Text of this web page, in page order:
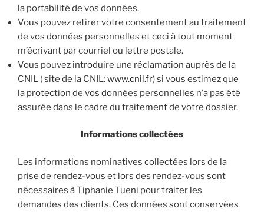
la portabilité de vos données.
Vous pouvez retirer votre consentement au traitement
de vos données personnelles et ceci à tout moment
m’écrivant par courriel ou lettre postale.
Vous pouvez introduire une réclamation auprès de la
CNIL ( site de la CNIL:www.cnil.fr) si vous estimez que
la protection de vos données personnelles n’a pas été
assurée dans le cadre du traitement de votre dossier.
Informations collectées
Les informations nominatives collectées lors de la
prise de rendez-vous et lors des rendez-vous sont
nécessaires à Tiphanie Tueni pour traiter les
demandes des clients. Ces données sont conservées